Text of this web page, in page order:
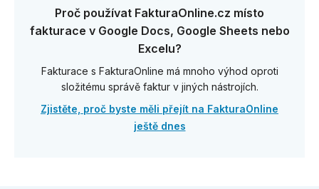
Proč používat FakturaOnline.cz místo
fakturace v Google Docs, Google Sheets nebo
Excelu?
Fakturace s FakturaOnline má mnoho výhod oproti
složitému správě faktur v jiných nástrojích.
Zjistěte, proč byste měli přejít na FakturaOnline
ještě dnes